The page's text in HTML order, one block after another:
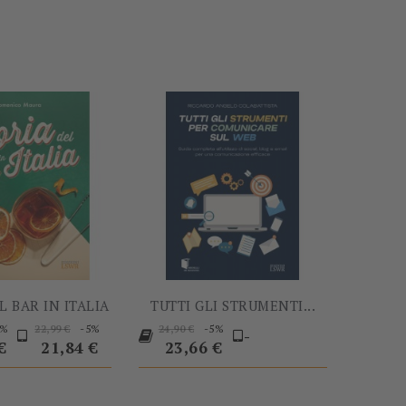
BAR IN ITALIA
Prezzo
Prezzo
base
22,99 € -5%
Prezzo
21,84 €
TUTTI GLI STRUMENTI...
Prezzo
base
24,90 € -5%
Prezzo
23,66 €
-